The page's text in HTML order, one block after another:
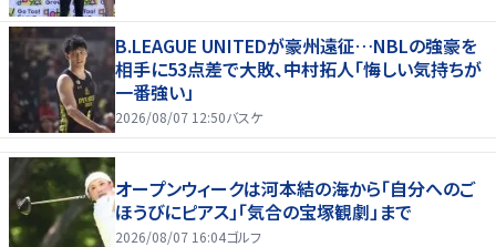
B.LEAGUE UNITEDが豪州遠征…NBLの強豪を
相手に53点差で大敗、中村拓人「悔しい気持ちが
一番強い」
2026/08/07 12:50バスケ
オープンウィークは河本結の海から「自分へのご
ほうびにピアス」「気合の宝塚観劇」まで
2026/08/07 16:04ゴルフ